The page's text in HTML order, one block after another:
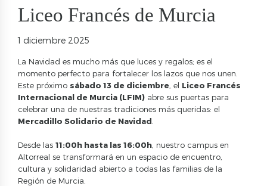
Liceo Francés de Murcia
1 diciembre 2025
La Navidad es mucho más que luces y regalos; es el
momento perfecto para fortalecer los lazos que nos unen.
Este próximo sábado 13 de diciembre , el Liceo Francés
Internacional de Murcia (LFIM) abre sus puertas para
celebrar una de nuestras tradiciones más queridas: el
Mercadillo Solidario de Navidad
Desde las 11:00h hasta las 16:00h , nuestro campus en
Altorreal se transformará en un espacio de encuentro,
cultura y solidaridad abierto a todas las familias de la
Región de Murcia.